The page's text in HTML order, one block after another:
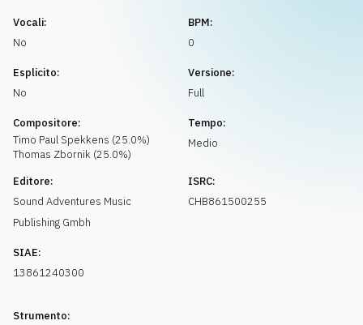
Vocali:
No
BPM:
0
Esplicito:
No
Versione:
Full
Compositore:
Timo Paul Spekkens (25.0%)
Thomas Zbornik (25.0%)
Tempo:
Medio
Editore:
Sound Adventures Music
Publishing Gmbh
ISRC:
CHB861500255
SIAE:
13861240300
Strumento: